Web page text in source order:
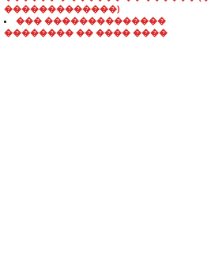
�������������)
��� ��������������
�������� �� ���� ����